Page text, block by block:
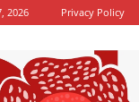
2026 Privacy Policy